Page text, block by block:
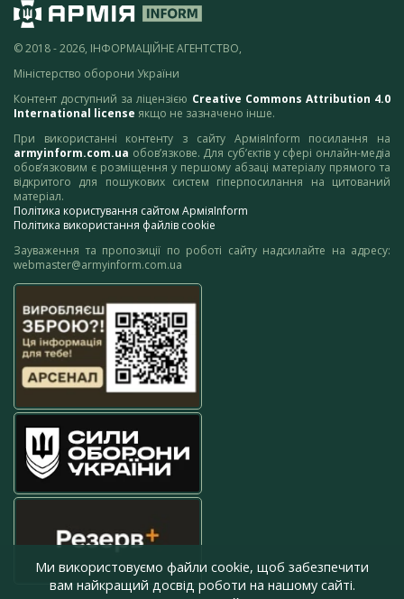
© 2018 - 2026, ІНФОРМАЦІЙНЕ АГЕНТСТВО,
Міністерство оборони України
Контент доступний за ліцензією Creative Commons Attribution 4.0
International license якщо не зазначено інше.
При використанні контенту з сайту АрміяInform посилання на
armyinform.com.ua обов’язкове. Для суб’єктів у сфері онлайн-медіа
обов’язковим є розміщення у першому абзаці матеріалу прямого та
відкритого для пошукових систем гіперпосилання на цитований
матеріал.
Політика користування сайтом АрміяInform
Політика використання файлів cookie
Зауваження та пропозиції по роботі сайту надсилайте на адресу:
webmaster@armyinform.com.ua
Ми використовуємо файли cookie, щоб забезпечити
вам найкращий досвід роботи на нашому сайті.